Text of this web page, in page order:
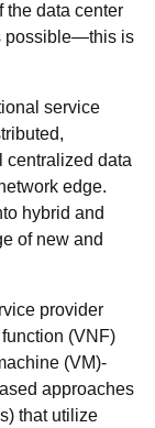
the data center
possible—this is
service
centralized data
edge.
hybrid and
of new and
provider
(VNF)
(VM)-
approaches
that utilize